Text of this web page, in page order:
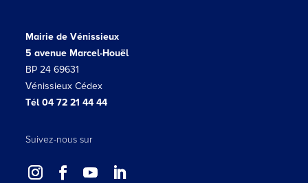
Mairie de Vénissieux
5 avenue Marcel-Houël
BP 24 69631
Vénissieux Cédex
Tél 04 72 21 44 44
Suivez-nous sur